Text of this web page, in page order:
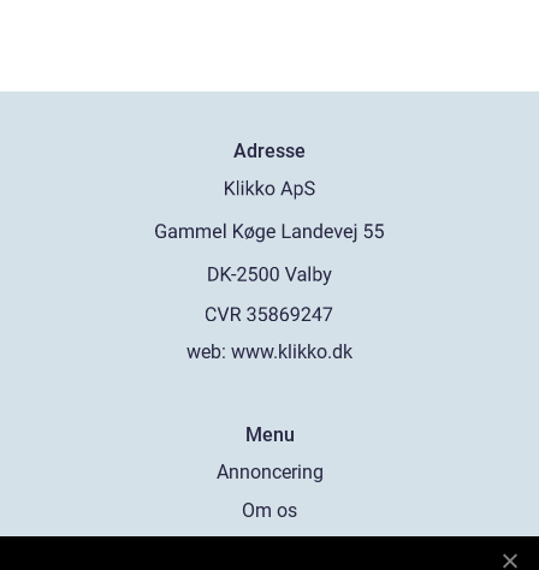
Adresse
web: www.klikko.dk
Menu
Annoncering
Om os